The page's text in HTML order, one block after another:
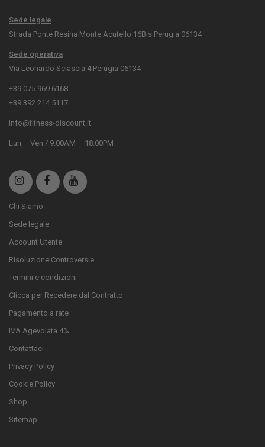
Sede legale
Strada Ponte Resina Monte Acutello 16Bis Perugia 06134
Sede operativa
Via Leonardo Sciascia 4 Perugia 06134
+39 075 969 6168
+39 392 214 5117
info@fitness-discount.it
Lun – Ven / 9:00AM – 18:00PM
Chi Siamo
Sede legale
Account Utente
Risoluzione Controversie
Termini e condizioni
Clicca per Recedere dal Contratto
Pagamento a rate
IVA Agevolata 4%
Contattaci
Privacy Policy
Cookie Policy
Shop
Sitemap